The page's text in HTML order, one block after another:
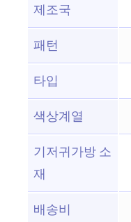
제조국
패턴
타입
색상계열
기저귀가방 소
재
배송비